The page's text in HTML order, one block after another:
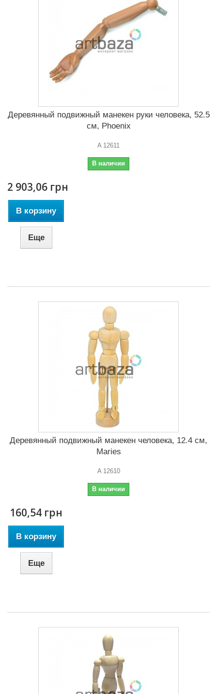
Деревянный подвижный манекен руки человека, 52.5
см, Phoenix
A 12611
В наличии
2 903,06 грн
В корзину
Еще
Деревянный подвижный манекен человека, 12.4 см,
Maries
A 12610
В наличии
160,54 грн
В корзину
Еще